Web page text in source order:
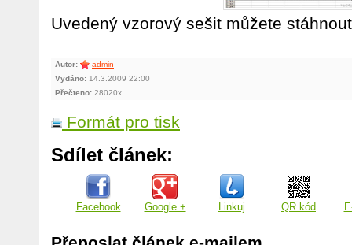
Uvedený vzorový sešit můžete
Autor:
admin
Vydáno: 14.3.2009 22:00
Přečteno: 28020x
Formát pro tisk
Sdílet článek:
Facebook Google + Linkuj QR kód